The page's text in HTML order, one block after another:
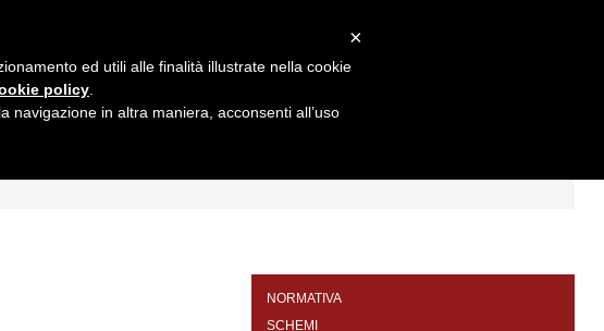
NORMATIVA
SCHEMI
×
ed utili alle finalità illustrate nella cookie
policy
in altra maniera, acconsenti all’uso